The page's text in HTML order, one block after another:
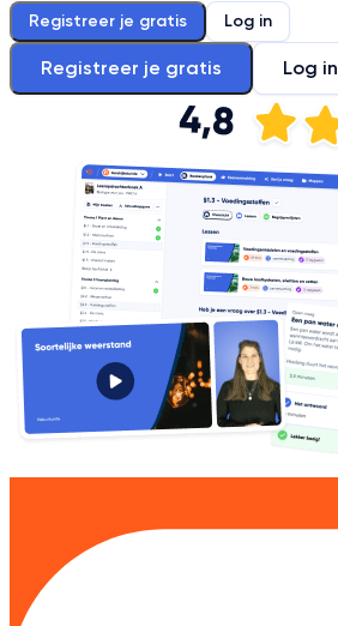
Registreer je gratis Log in
Registreer je gratis Log in